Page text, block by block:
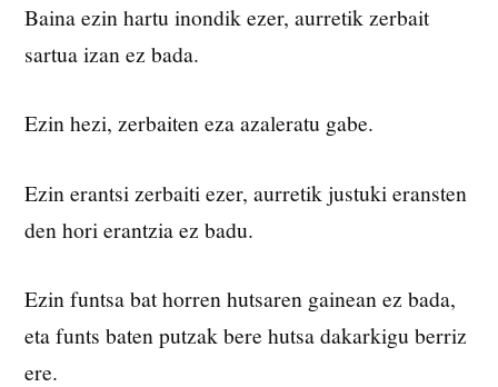
Baina ezin hartu inondik ezer, aurretik zerbait
sartua izan ez bada.
Ezin hezi, zerbaiten eza azaleratu gabe.
Ezin erantsi zerbaiti ezer, aurretik justuki eransten
den hori erantzia ez badu.
Ezin funtsa bat horren hutsaren gainean ez bada,
eta funts baten putzak bere hutsa dakarkigu berriz
ere.